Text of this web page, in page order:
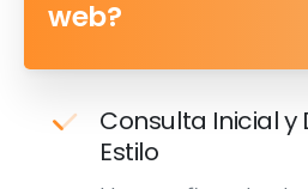
Consulta Inicial y
Una vez firmado el